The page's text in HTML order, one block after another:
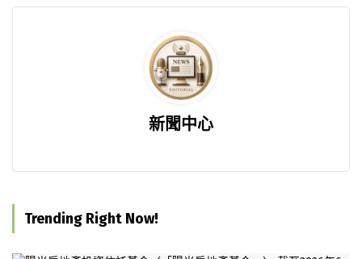
新聞中心
Trending Right Now!